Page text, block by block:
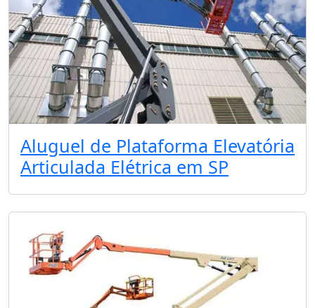
Aluguel de Plataforma Elevatória
Articulada Elétrica em SP